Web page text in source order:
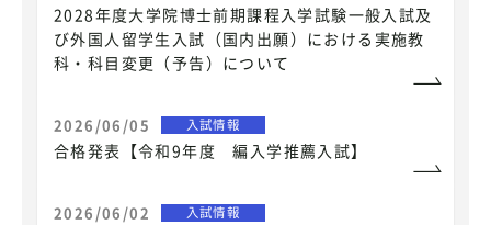
2028年度大学院博士前期課程入学試験一般入試及
び外国人留学生入試（国内出願）における実施教
科・科目変更（予告）について
2026/06/05 入試情報
合格発表【令和9年度 編入学推薦入試】
2026/06/02 入試情報